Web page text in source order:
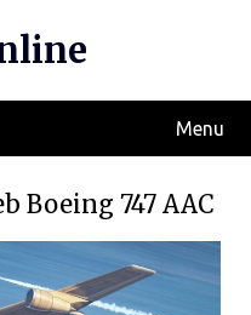
Menu
Boeing 747 AAC